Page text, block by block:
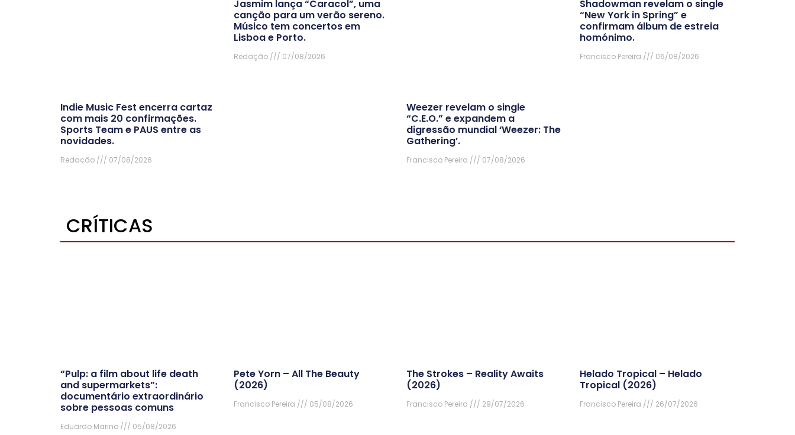
Indie Music Fest encerra cartaz
com mais 20 confirmações.
Sports Team e PAUS entre as
novidades.
Redação 07/08/2026
Jasmim lança “Caracol”, uma
canção para um verão sereno.
Músico tem concertos em
Lisboa e Porto.
Redação 07/08/2026
Weezer revelam o single
“C.E.O.” e expandem a
digressão mundial ‘Weezer: The
Gathering’.
Francisco Pereira 07/08/2026
Shadowman revelam o single
“New York in Spring” e
confirmam álbum de estreia
homónimo.
Francisco Pereira 06/08/2026
CRÍTICAS
“Pulp: a film about life death
and supermarkets”:
documentário extraordinário
sobre pessoas comuns
Eduardo Marino 05/08/2026
Pete Yorn – All The Beauty
(2026)
Francisco Pereira 05/08/2026
The Strokes – Reality Awaits
(2026)
Francisco Pereira 29/07/2026
Helado Tropical – Helado
Tropical (2026)
Francisco Pereira 26/07/2026